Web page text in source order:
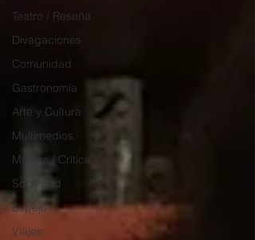
Teatro / Reseña
Divagaciones
Comunidad
Gastronomía
Arte y Cultura
Multimedios
Música / Crítica
Sociedad
Espejo
Viajes